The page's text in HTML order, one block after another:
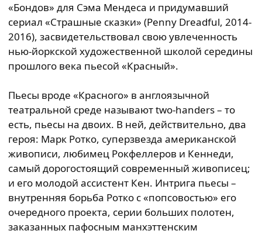
«Бондов» для Сэма Мендеса и придумавший
сериал «Страшные сказки» (Penny Dreadful, 2014-
2016), засвидетельствовал свою увлеченность
нью-йоркской художественной школой середины
прошлого века пьесой «Красный».
Пьесы вроде «Красного» в англоязычной
театральной среде называют two-handers – то
есть, пьесы на двоих. В ней, действительно, два
героя: Марк Ротко, суперзвезда американской
живописи, любимец Рокфеллеров и Кеннеди,
самый дорогостоящий современный живописец;
и его молодой ассистент Кен. Интрига пьесы –
внутренняя борьба Ротко с «попсовостью» его
очередного проекта, серии больших полотен,
заказанных пафосным манхэттенским